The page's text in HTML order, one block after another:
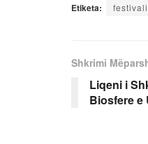
Etiketa: festivali
Shkrimi
Liqeni i
Biosfere e